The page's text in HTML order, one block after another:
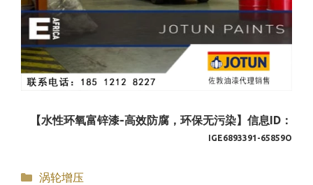
【水性环氧富锌漆-高效防腐，环保无污染】信息ID：
IGE6893391-65859O
分
涡轮增压